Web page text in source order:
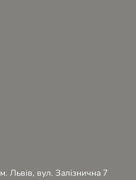
м. Львів, вул. Залізнична 7